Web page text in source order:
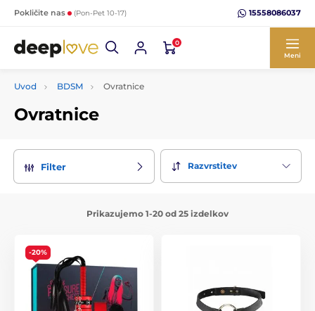
Pokličite nas (Pon-Pet 10-17) 15558086037
0
Meni
Uvod BDSM Ovratnice
Ovratnice
Filter Razvrstitev
Prikazujemo 1-20 od 25 izdelkov
-20%